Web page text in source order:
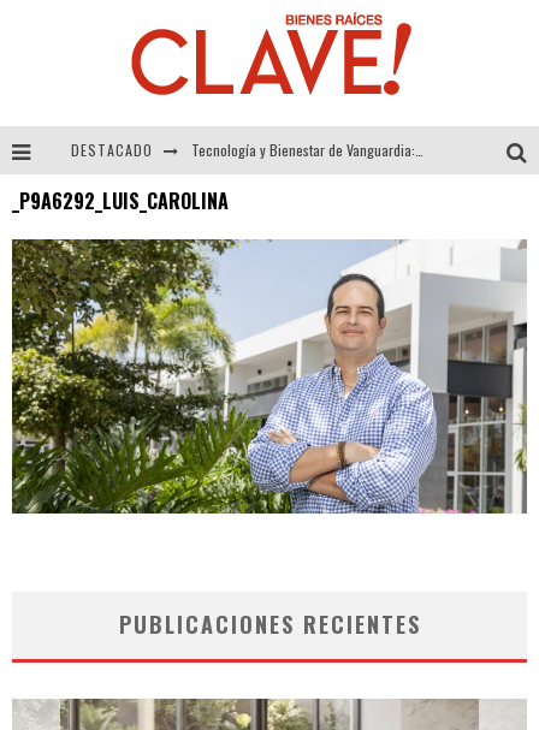
DESTACADO
_P9A6292_LUIS_CAROLINA
PUBLICACIONES RECIENTES